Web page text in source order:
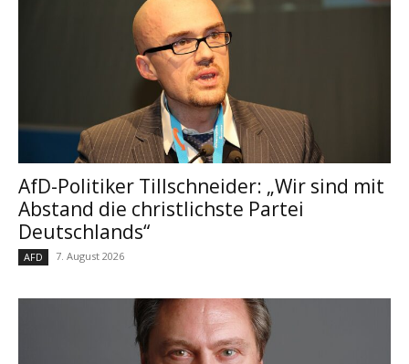
AfD-Politiker Tillschneider: „Wir sind mit
Abstand die christlichste Partei
Deutschlands“
AFD 7. August 2026